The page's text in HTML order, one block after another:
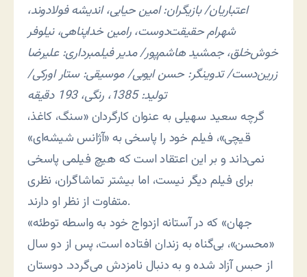
اعتباریان/ بازیگران: امین حیایی، اندیشه فولادوند،
شهرام حقیقت‌دوست، رامین خداپناهی، نیلوفر
خوش‌خلق، جمشید هاشم‌پور/ مدیر فیلمبرداری: علیرضا
زرین‌دست/ تدوینگر: حسن ایوبی/ موسیقی: ستار اورکی/
تولید: 1385، رنگی، 193 دقیقه
گرچه سعید سهیلی به عنوان کارگردان «سنگ، کاغذ،
قیچی»، فیلم خود را پاسخی به «آژانس شیشه‌ای»
نمی‌داند و بر این اعتقاد است که هیچ فیلمی پاسخی
برای فیلم دیگر نیست، اما بیشتر تماشاگران، نظری
متفاوت از نظر او دارند.
«جهان» که در آستانه ازدواج خود به واسطه توطئه
«محسن»، بی‌گناه به زندان افتاده است، پس از دو سال
از حبس آزاد شده و به دنبال نامزدش می‌گردد. دوستان